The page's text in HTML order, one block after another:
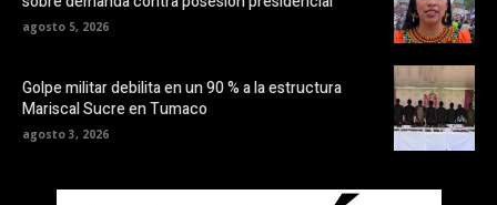
agosto 5, 2026
Golpe militar debilita en un 90 % a la estructura
Mariscal Sucre en Tumaco
agosto 3, 2026